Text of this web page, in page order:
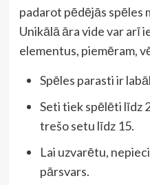
padarot pēdējās spēles
Unikālā āra vide var arī
elementus, piemēram,
Spēles parasti ir
Seti tiek spēlēti līdz
trešo setu līdz 15.
Lai uzvarētu,
pārsvars.